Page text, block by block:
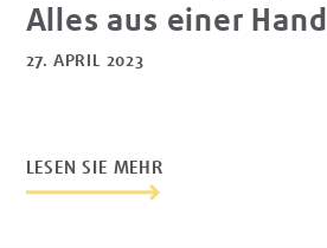
Alles aus einer Hand
27. APRIL 2023
LESEN SIE MEHR